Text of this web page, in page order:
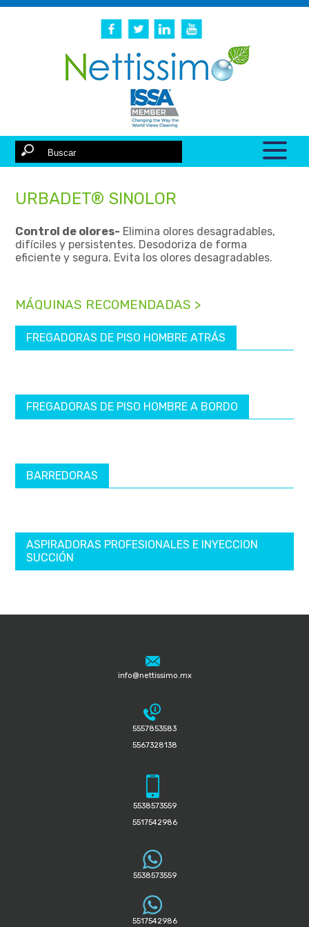
URBADET® SINOLOR
Control de olores- Elimina olores desagradables,
difíciles y persistentes. Desodoriza de forma
eficiente y segura. Evita los olores desagradables.
MÁQUINAS RECOMENDADAS >
FREGADORAS DE PISO HOMBRE ATRÁS
FREGADORAS DE PISO HOMBRE A BORDO
BARREDORAS
ASPIRADORAS PROFESIONALES E INYECCION
SUCCIÓN
info@nettissimo.mx
5557853583
5567328138
5538573559
5517542986
5538573559
5517542986